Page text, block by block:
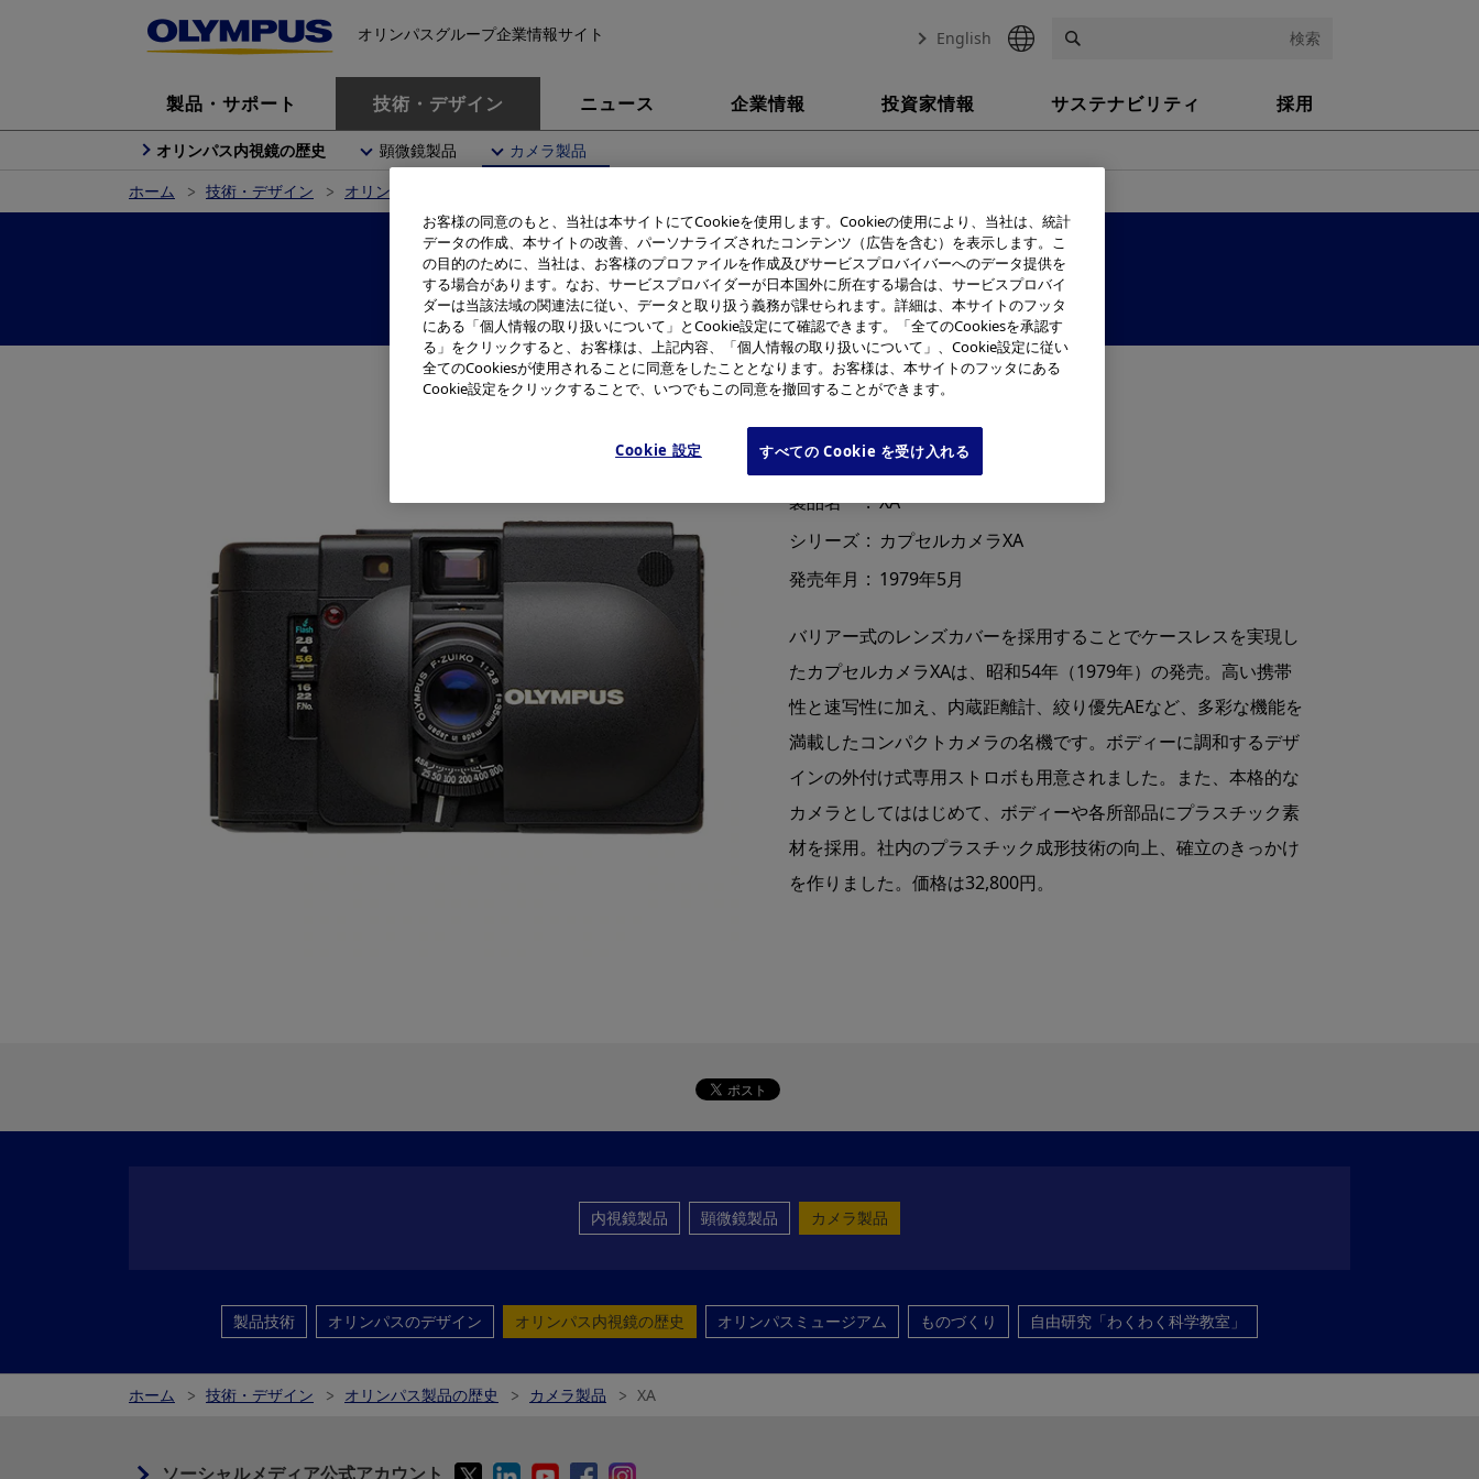
オリンパスグループ企業情報サイト English 検索
製品・サポート 技術・デザイン ニュース 企業情報 投資家情報 サステナビリティ 採用
オリンパス内視鏡の歴史 顕微鏡製品
カメラ製品
ホーム
技術・デザイン オリンパス製品の歴史
XA
製品名
XA
シリーズ
カプセルカメラXA
発売年月
1979年5月
バリアー式のレンズカバーを採用することでケースレスを実現し
たカプセルカメラXAは、昭和54年（1979年）の発売。高い携帯
性と速写性に加え、内蔵距離計、絞り優先AEなど、多彩な機能を
満載したコンパクトカメラの名機です。ボディーに調和するデザ
インの外付け式専用ストロボも用意されました。また、本格的な
カメラとしてははじめて、ボディーや各所部品にプラスチック素
材を採用。社内のプラスチック成形技術の向上、確立のきっかけ
を作りました。価格は32,800円。
内視鏡製品 顕微鏡製品 カメラ製品
製品技術 オリンパスのデザイン オリンパス内視鏡の歴史 オリンパスミュージアム ものづくり 自由研究「わくわく科学教室」
ホーム 技術・デザイン オリンパス製品の歴史 カメラ製品 XA
ソーシャルメディア公式アカウント
お客様の同意のもと、当社は本サイトにてCookieを使用します。Cookieの使用により、当社は、統計
データの作成、本サイトの改善、パーソナライズされたコンテンツ（広告を含む）を表示します。こ
の目的のために、当社は、お客様のプロファイルを作成及びサービスプロバイバーへのデータ提供を
する場合があります。なお、サービスプロバイダーが日本国外に所在する場合は、サービスプロバイ
ダーは当該法域の関連法に従い、データと取り扱う義務が課せられます。詳細は、本サイトのフッタ
にある「個人情報の取り扱いについて」とCookie設定にて確認できます。「全てのCookiesを承認す
る」をクリックすると、お客様は、上記内容、「個人情報の取り扱いについて」、Cookie設定に従い
全てのCookiesが使用されることに同意をしたこととなります。お客様は、本サイトのフッタにある
Cookie設定をクリックすることで、いつでもこの同意を撤回することができます。
Cookie 設定 すべての Cookie を受け入れる